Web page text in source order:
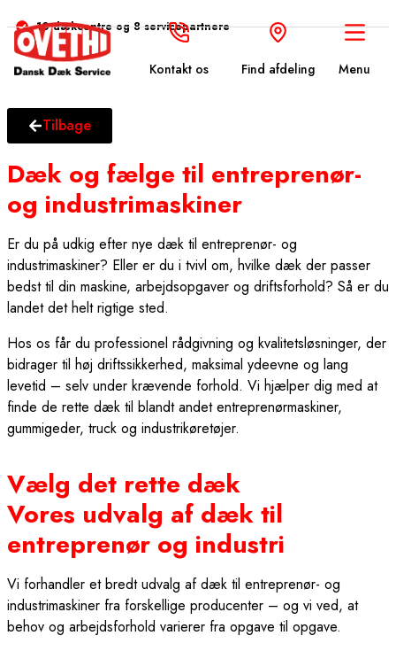
10 dækcentre og 8 servicepartnere
Kontakt os Find afdeling Menu
Tilbage
Dæk og fælge til entreprenør-
og industrimaskiner
Er du på udkig efter nye dæk til entreprenør- og
industrimaskiner? Eller er du i tvivl om, hvilke dæk der passer
bedst til din maskine, arbejdsopgaver og driftsforhold? Så er du
landet det helt rigtige sted.
Hos os får du professionel rådgivning og kvalitetsløsninger, der
bidrager til høj driftssikkerhed, maksimal ydeevne og lang
levetid – selv under krævende forhold. Vi hjælper dig med at
finde de rette dæk til blandt andet entreprenørmaskiner,
gummigeder, truck og industrikøretøjer.
Vælg det rette dæk
Vores udvalg af dæk til
entreprenør og industri
Vi forhandler et bredt udvalg af dæk til entreprenør- og
industrimaskiner fra forskellige producenter – og vi ved, at
behov og arbejdsforhold varierer fra opgave til opgave.